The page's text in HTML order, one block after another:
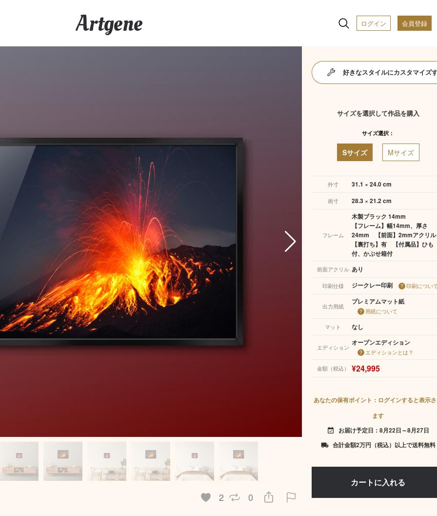
Artgene ログイン 会員登録
2 0
好きなスタイルにカスタマイズ
サイズを選択して作品を購入
サイズ選択：
Sサイズ Mサイズ
外寸 31.1 × 24.0 cm
画寸 28.3 × 21.2 cm
フレーム
木製ブラック 14mm
【フレーム】幅14mm、厚さ
24mm 【前面】2mmアクリ
【裏打ち】有 【付属品】ひも
付、かぶせ箱付
前面アクリル あり
印刷仕様 ジークレー印刷 印刷につい
出力用紙
プレミアムマット紙
用紙について
マット
なし
エディション
オープンエディション
エディションとは？
金額（税込） ¥24,995
あなたの保有ポイント：ログインすると表示
ます
event_available お届け予定日：8月22日～8月27日
local_shipping 合計金額2万円（税込）以上で送料無料